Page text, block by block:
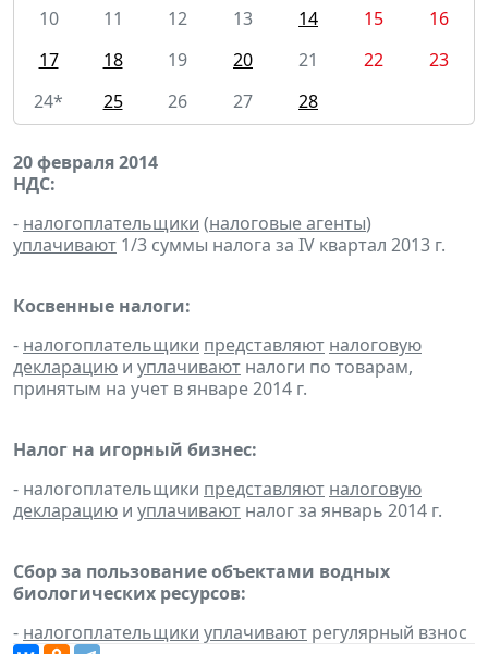
10
11 12 13 14 15
16
17
18 19 20 21 22
23
24*
25 26 27 28
20 февраля 2014
НДС:
- налогоплательщики (налоговые агенты)
уплачивают 1/3 суммы налога за IV квартал 2013 г.
Косвенные налоги:
- налогоплательщики представляют налоговую
декларацию и уплачивают налоги по товарам,
принятым на учет в январе 2014 г.
Налог на игорный бизнес:
- налогоплательщики представляют налоговую
декларацию и уплачивают налог за январь 2014 г.
Сбор за пользование объектами водных
биологических ресурсов:
- налогоплательщики уплачивают регулярный взнос